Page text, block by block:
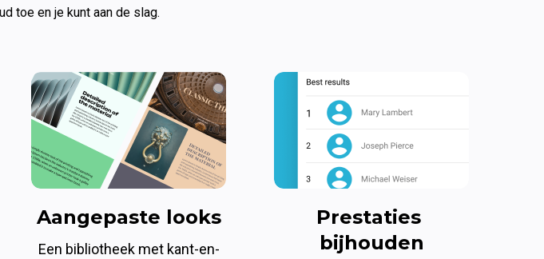
toe en je kunt aan de slag.
Aangepaste looks
Een bibliotheek met kant-en-
Prestaties
bijhouden